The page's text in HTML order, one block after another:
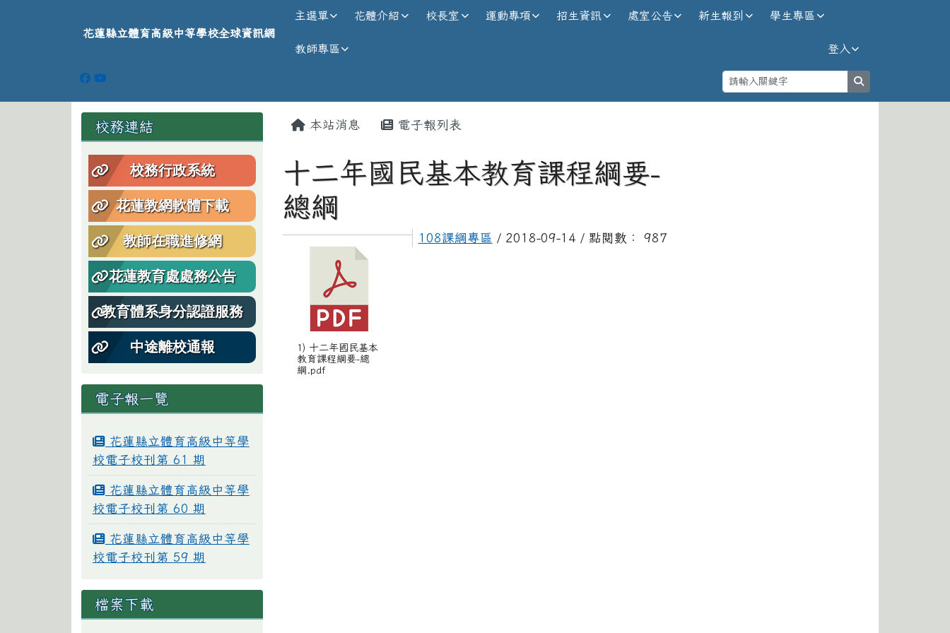
花蓮縣立體育高級中等學校全球資訊網
花蓮縣立體育高級中等學校全球資訊網
主選單 花體介紹 校長室 運動專項 招生資訊 處室公告 新生報到 學生專區
教師專區 登入
左邊區域內容
校務連結
校務行政系統
花蓮教網軟體下載
教師在職進修網
花蓮教育處處務公告
教育體系身分認證服務
中途離校通報
電子報一覽
花蓮縣立體育高級中等學
校電子校刊第 61 期
花蓮縣立體育高級中等學
校電子校刊第 60 期
花蓮縣立體育高級中等學
校電子校刊第 59 期
檔案下載
主內容區域
本站消息 電子報列表
十二年國民基本教育課程綱要-
總綱
108課綱專區 / 2018-09-14 / 點閱數： 987
1) 十二年國民基本
教育課程綱要-總
綱.pdf
頁尾區域